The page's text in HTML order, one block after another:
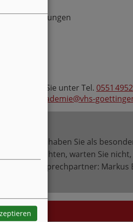
Rückstellungen
erhalten Sie unter Tel. 0551
akademie@vhs-
mit. Was haben Sie als
möchten, warten Sie
Ihr Ansprechpartner: Markus